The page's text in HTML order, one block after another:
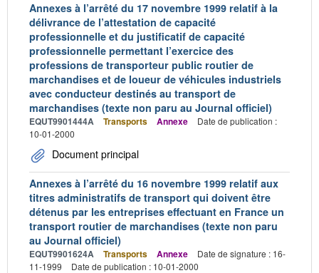
Annexes à l’arrêté du 17 novembre 1999 relatif à la
délivrance de l’attestation de capacité
professionnelle et du justificatif de capacité
professionnelle permettant l’exercice des
professions de transporteur public routier de
marchandises et de loueur de véhicules industriels
avec conducteur destinés au transport de
marchandises (texte non paru au Journal officiel)
EQUT9901444A Transports Annexe
Date de publication :
10-01-2000
Document principal
Annexes à l’arrêté du 16 novembre 1999 relatif aux
titres administratifs de transport qui doivent être
détenus par les entreprises effectuant en France un
transport routier de marchandises (texte non paru
au Journal officiel)
EQUT9901624A Transports Annexe
Date de signature : 16-
11-1999
Date de publication : 10-01-2000